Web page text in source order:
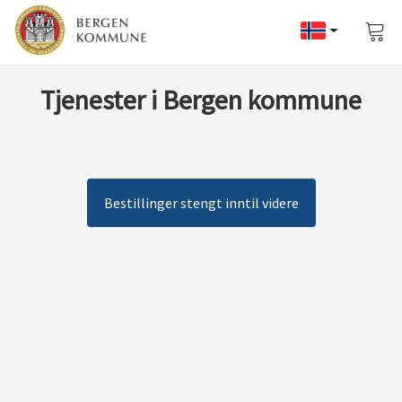
Tjenester i Bergen kommune
Bestillinger stengt inntil videre